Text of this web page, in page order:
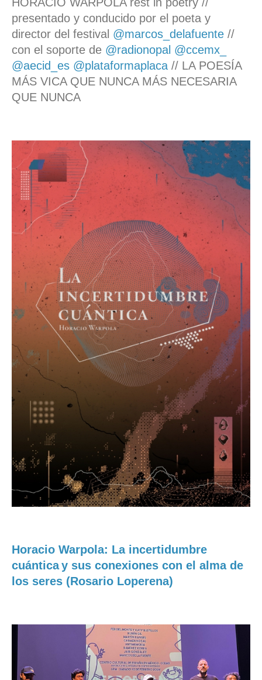
presentado y conducido por el poeta y
director del festival @marcos_delafuente //
con el soporte de @radionopal @ccemx_
@aecid_es @plataformaplaca // LA POESÍA
MÁS VICA QUE NUNCA MÁS NECESARIA
QUE NUNCA
Horacio Warpola: La incertidumbre
cuánticay sus conexiones con el alma de
los seres (Rosario Loperena)